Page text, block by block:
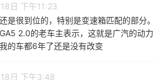
日 下午11:23
是很到位的，特别是变速箱匹配的部分。
2.0的老车主表示，这就是广汽的动力
的车都6年了还是没有改变
日 下午3:48